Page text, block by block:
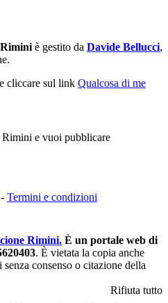
Rimini è gestito da Davide Bellucci,
cliccare sul link Qualcosa di me
Rimini e vuoi pubblicare
- Termini e condizioni
Rimini. È un portale web di
. È vietata la copia anche
consenso o citazione della
Rifiuta tutto